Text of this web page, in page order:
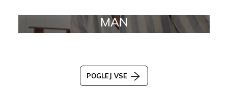
MAN
POGLEJ VSE